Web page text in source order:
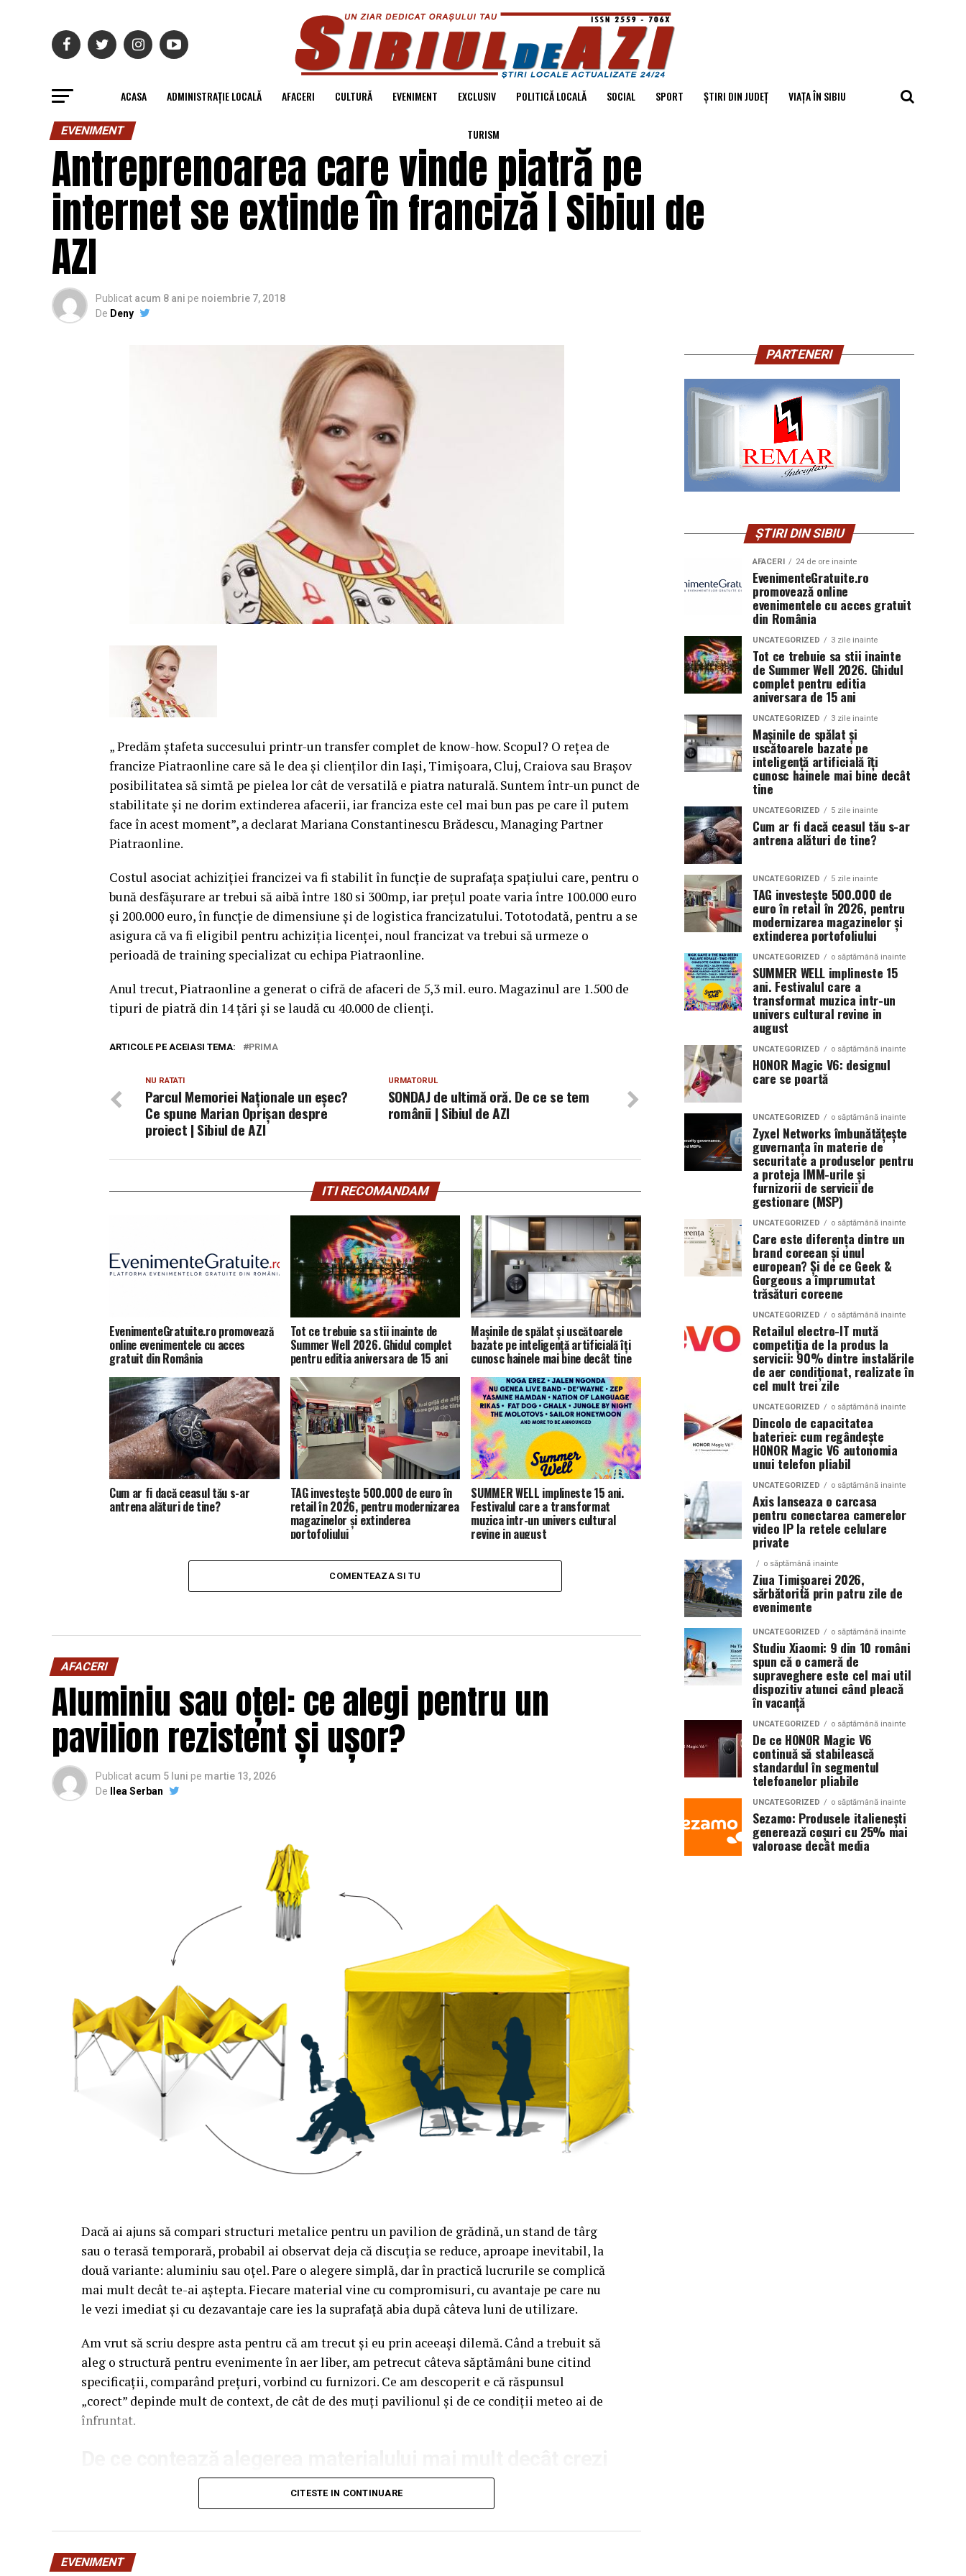
ACASA ADMINISTRAȚIE LOCALĂ AFACERI CULTURĂ EVENIMENT EXCLUSIV POLITICĂ LOCALĂ SOCIAL SPORT ȘTIRI DIN JUDEȚ VIAȚA ÎN SIBIU
TURISM
EVENIMENT
Antreprenoarea care vinde piatră pe
internet se extinde în franciză | Sibiul de
AZI
Publicat acum 8 ani pe noiembrie 7, 2018
De Deny
„ Predăm ştafeta succesului printr-un transfer complet de know-how. Scopul? O reţea de
francize Piatraonline care să le dea şi clienţilor din Iaşi, Timişoara, Cluj, Craiova sau Braşov
posibilitatea să simtă pe pielea lor cât de versatilă e piatra naturală. Suntem într-un punct de
stabilitate şi ne dorim extinderea afacerii, iar franciza este cel mai bun pas pe care îl putem
face în acest moment”, a declarat Mariana Constantinescu Brădescu, Managing Partner
Piatraonline.
Costul asociat achiziţiei francizei va fi stabilit în funcţie de suprafaţa spaţiului care, pentru o
bună desfăşurare ar trebui să aibă între 180 si 300mp, iar preţul poate varia între 100.000 euro
şi 200.000 euro, în funcţie de dimensiune şi de logistica francizatului. Tototodată, pentru a se
asigura că va fi eligibil pentru achiziţia licenţei, noul francizat va trebui să urmeze o
perioadă de training specializat cu echipa Piatraonline.
Anul trecut, Piatraonline a generat o cifră de afaceri de 5,3 mil. euro. Magazinul are 1.500 de
tipuri de piatră din 14 ţări şi se laudă cu 40.000 de clienţi.
ARTICOLE PE ACEIASI TEMA: PRIMA
URMATORUL
SONDAJ de ultimă oră. De ce se tem
românii | Sibiul de AZI
NU RATATI
Parcul Memoriei Naționale un eșec?
Ce spune Marian Oprișan despre
proiect | Sibiul de AZI
ITI RECOMANDAM
EvenimenteGratuite.ro promovează
online evenimentele cu acces
gratuit din România
Tot ce trebuie sa stii inainte de
Summer Well 2026. Ghidul complet
pentru editia aniversara de 15 ani
Mașinile de spălat și uscătoarele
bazate pe inteligență artificială îți
cunosc hainele mai bine decât tine
Cum ar fi dacă ceasul tău s-ar
antrena alături de tine?
TAG investește 500.000 de euro în
retail în 2026, pentru modernizarea
magazinelor și extinderea
portofoliului
SUMMER WELL implineste 15 ani.
Festivalul care a transformat
muzica intr-un univers cultural
revine in august
COMENTEAZA SI TU
AFACERI
Aluminiu sau oțel: ce alegi pentru un
pavilion rezistent și ușor?
Publicat acum 5 luni pe martie 13, 2026
De
Ilea Serban
Dacă ai ajuns să compari structuri metalice pentru un pavilion de grădină, un stand de târg
sau o terasă temporară, probabil ai observat deja că discuția se reduce, aproape inevitabil, la
două variante: aluminiu sau oțel. Pare o alegere simplă, dar în practică lucrurile se complică
mai mult decât te-ai aștepta. Fiecare material vine cu compromisuri, cu avantaje pe care nu
le vezi imediat și cu dezavantaje care ies la suprafață abia după câteva luni de utilizare.
Am vrut să scriu despre asta pentru că am trecut și eu prin aceeași dilemă. Când a trebuit să
aleg o structură pentru evenimente în aer liber, am petrecut câteva săptămâni bune citind
specificații, comparând prețuri, vorbind cu furnizori. Ce am descoperit e că răspunsul
„corect” depinde mult de context, de cât de des muți pavilionul și de ce condiții meteo ai de
înfruntat.
Multe persoane tratează cadrul metalic al unui pavilion ca pe un detaliu secundar. Atenția
merge, de obicei, spre dimensiuni, spre aspectul acoperișului sau spre preț. Materialul din
care e făcută structura rămâne undeva pe fundal, ca un lucru „tehnic” care nu pare să facă o
CITESTE IN CONTINUARE
EVENIMENT
PARTENERI
ȘTIRI DIN SIBIU
AFACERI 24 de ore inainte
EvenimenteGratuite.ro
promovează online
evenimentele cu acces gratuit
din România
UNCATEGORIZED 3 zile inainte
Tot ce trebuie sa stii inainte
de Summer Well 2026. Ghidul
complet pentru editia
aniversara de 15 ani
UNCATEGORIZED 3 zile inainte
Mașinile de spălat și
uscătoarele bazate pe
inteligență artificială îți
cunosc hainele mai bine decât
tine
UNCATEGORIZED 5 zile inainte
Cum ar fi dacă ceasul tău s-ar
antrena alături de tine?
UNCATEGORIZED 5 zile inainte
TAG investește 500.000 de
euro în retail în 2026, pentru
modernizarea magazinelor și
extinderea portofoliului
UNCATEGORIZED o săptămână inainte
SUMMER WELL implineste 15
ani. Festivalul care a
transformat muzica intr-un
univers cultural revine in
august
UNCATEGORIZED o săptămână inainte
HONOR Magic V6: designul
care se poartă
UNCATEGORIZED o săptămână inainte
Zyxel Networks îmbunătățește
guvernanța în materie de
securitate a produselor pentru
a proteja IMM-urile și
furnizorii de servicii de
gestionare (MSP)
UNCATEGORIZED o săptămână inainte
Care este diferența dintre un
brand coreean și unul
european? Și de ce Geek &
Gorgeous a împrumutat
trăsături coreene
UNCATEGORIZED o săptămână inainte
Retailul electro-IT mută
competiția de la produs la
servicii: 90% dintre instalările
de aer condiționat, realizate în
cel mult trei zile
UNCATEGORIZED o săptămână inainte
Dincolo de capacitatea
bateriei: cum regândește
HONOR Magic V6 autonomia
unui telefon pliabil
UNCATEGORIZED o săptămână inainte
Axis lanseaza o carcasa
pentru conectarea camerelor
video IP la retele celulare
private
o săptămână inainte
Ziua Timișoarei 2026,
sărbătorită prin patru zile de
evenimente
UNCATEGORIZED o săptămână inainte
Studiu Xiaomi: 9 din 10 români
spun că o cameră de
supraveghere este cel mai util
dispozitiv atunci când pleacă
în vacanță
UNCATEGORIZED o săptămână inainte
De ce HONOR Magic V6
continuă să stabilească
standardul în segmentul
telefoanelor pliabile
UNCATEGORIZED o săptămână inainte
Sezamo: Produsele italienești
generează coșuri cu 25% mai
valoroase decât media